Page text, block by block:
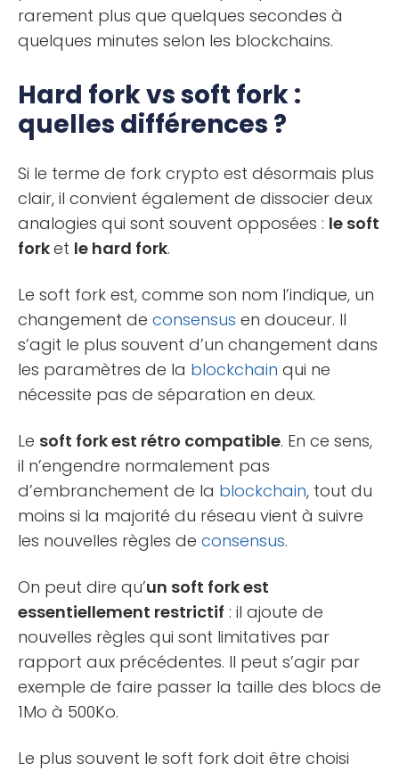
rarement plus que quelques secondes à
quelques minutes selon les blockchains.
Hard fork vs soft fork :
quelles différences ?
Si le terme de fork crypto est désormais plus
clair, il convient également de dissocier deux
analogies qui sont souvent opposées : le soft
forket le hard fork.
Le soft fork est, comme son nom l’indique, un
changement de consensus en douceur. Il
s’agit le plus souvent d’un changement dans
les paramètres de la blockchain qui ne
nécessite pas de séparation en deux.
Le soft fork est rétro compatible. En ce sens,
il n’engendre normalement pas
d’embranchement de la blockchain, tout du
moins si la majorité du réseau vient à suivre
les nouvelles règles de consensus.
On peut dire qu’un soft fork est
essentiellement restrictif : il ajoute de
nouvelles règles qui sont limitatives par
rapport aux précédentes. Il peut s’agir par
exemple de faire passer la taille des blocs de
1Mo à 500Ko.
Le plus souvent le soft fork doit être choisi